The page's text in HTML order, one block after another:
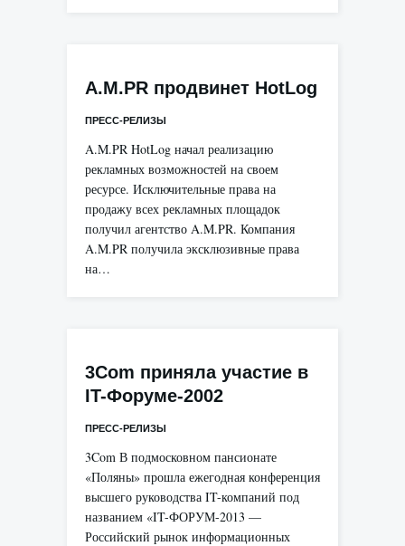
A.M.PR продвинет HotLog
ПРЕСС-РЕЛИЗЫ
A.M.PR HotLog начал реализацию
рекламных возможностей на своем
ресурсе. Исключительные права на
продажу всех рекламных площадок
получил агентство A.M.PR. Компания
A.M.PR получила эксклюзивные права
на…
3Com приняла участие в
IT-Форуме-2002
ПРЕСС-РЕЛИЗЫ
3Com В подмосковном пансионате
«Поляны» прошла ежегодная конференция
высшего руководства IT-компаний под
названием «IT-ФОРУМ-2013 —
Российский рынок информационных